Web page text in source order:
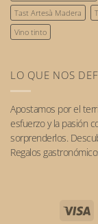
Tast Artesà Madera
Vino tinto
LO QUE NOS
Apostamos por el
esfuerzo y la pasión
sorprenderlos.
Regalos